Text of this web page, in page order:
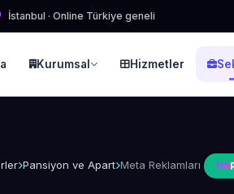
İstanbul · Online Türkiye geneli
Kurumsal Hizmetler
Pansiyon ve Apart Meta Reklamları